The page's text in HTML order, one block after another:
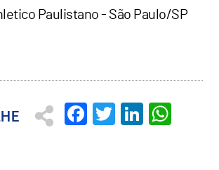
Paulistano - São Paulo/SP
Facebook
Twitter